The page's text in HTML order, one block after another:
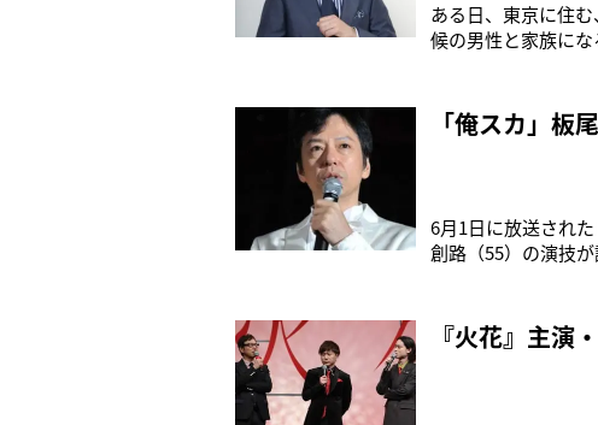
ある日、東京に住
候の男性と家族に
な作品だ。「青治
の関わりが好きな
「俺スカ」板
6月1日に放送され
創路（55）の演技
感情的になる視聴
を演じ、永瀬や主
『火花』主演